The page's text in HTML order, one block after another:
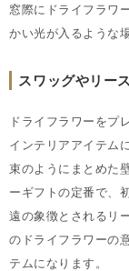
窓際にドライフラワ
かい光が入るような
スワッグやリー
ドライフラワーをプ
インテリアアイテム
束のようにまとめた
ーギフトの定番で、
遠の象徴とされるリ
のドライフラワーの
テムになります。